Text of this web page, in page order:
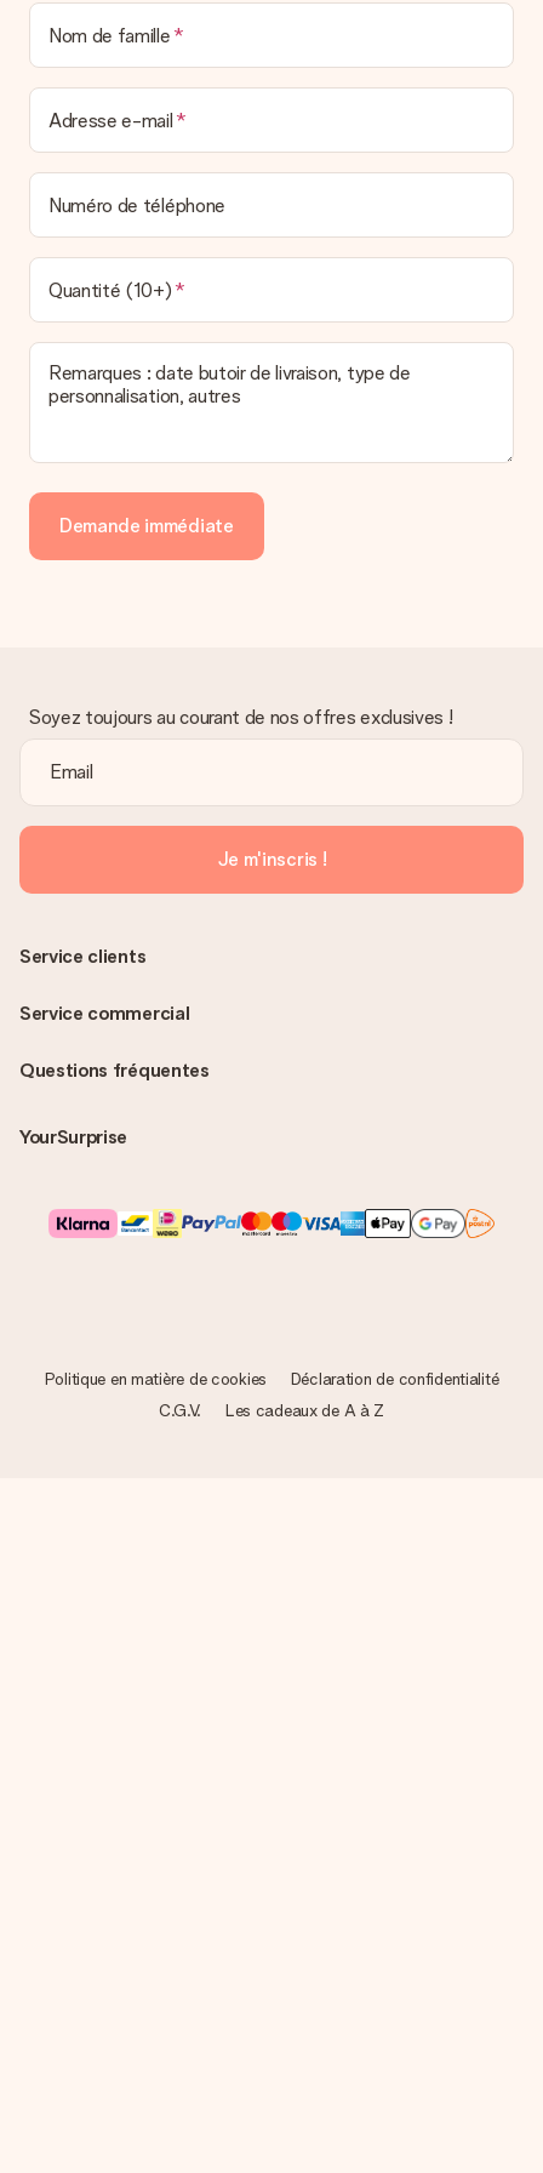
Nom de famille
Adresse e-mail
Numéro de téléphone
Quantité (10+)
Remarques : date butoir de livraison, type de
personnalisation, autres
Demande immédiate
Soyez toujours au courant de nos offres exclusives !
Je m'inscris !
Questions fréquentes
YourSurprise
Service clients
Service commercial
Politique en matière de cookies
Déclaration de confidentialité
C.G.V.
Les cadeaux de A à Z